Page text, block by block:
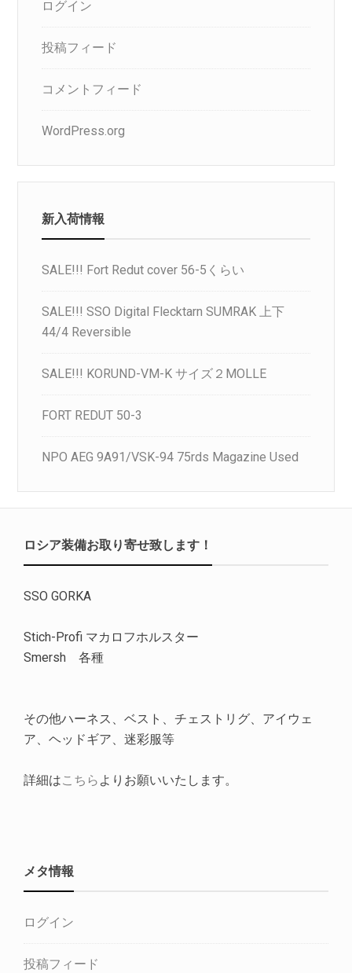
ログイン
投稿フィード
コメントフィード
WordPress.org
新入荷情報
SALE!!! Fort Redut cover 56-5くらい
SALE!!! SSO Digital Flecktarn SUMRAK 上下
44/4 Reversible
SALE!!! KORUND-VM-K サイズ２MOLLE
FORT REDUT 50-3
NPO AEG 9A91/VSK-94 75rds Magazine Used
ロシア装備お取り寄せ致します！
SSO GORKA
Stich-Profi マカロフホルスター
Smersh 各種
その他ハーネス、ベスト、チェストリグ、アイウェ
ア、ヘッドギア、迷彩服等
詳細はこちら よりお願いいたします。
メタ情報
ログイン
投稿フィード